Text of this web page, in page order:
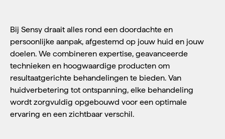
Bij Sensy draait alles rond een doordachte en
persoonlijke aanpak, afgestemd op jouw huid en jouw
doelen. We combineren expertise, geavanceerde
technieken en hoogwaardige producten om
resultaatgerichte behandelingen te bieden. Van
huidverbetering tot ontspanning, elke behandeling
wordt zorgvuldig opgebouwd voor een optimale
ervaring en een zichtbaar verschil.